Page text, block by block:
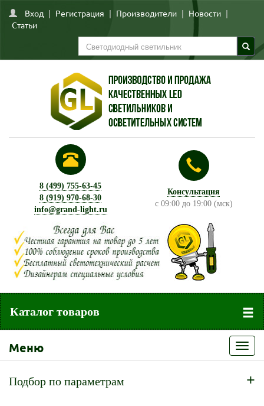
Вход | Регистрация | Производители | Новости |
Статьи
8 (499) 755-63-45
8 (919) 970-68-30
info@grand-light.ru
Консультация
с 09:00 до 19:00 (мск)
Каталог товаров
Меню
Подбор по параметрам +